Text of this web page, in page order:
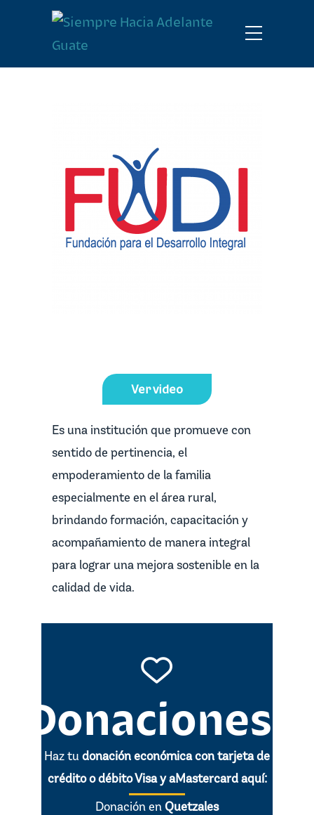
Ver video
Es una institución que promueve con
sentido de pertinencia, el
empoderamiento de la familia
especialmente en el área rural,
brindando formación, capacitación y
acompañamiento de manera integral
para lograr una mejora sostenible en la
calidad de vida.
Donaciones
Haz tu donación económica con tarjeta de
crédito o débito Visa y aMastercard aquí­:
Donación enQuetzales